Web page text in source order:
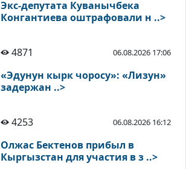
Экс-депутата Куванычбека
Конгантиева оштрафовали н ..>
4871 06.08.2026 17:06
«Эдунун кырк чоросу»: «Лизун»
задержан ..>
4253 06.08.2026 16:12
Олжас Бектенов прибыл в
Кыргызстан для участия в з ..>